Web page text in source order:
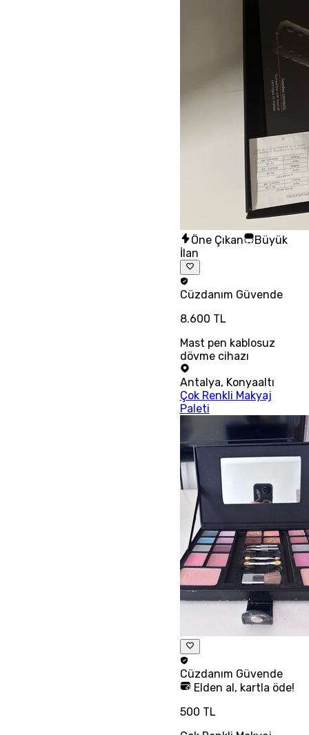
Öne Çıkan
Büyük
İlan
Cüzdanım Güvende
8.600 TL
Mast pen kablosuz
dövme cihazı
Antalya, Konyaaltı
Çok Renkli Makyaj
Paleti
Cüzdanım Güvende
Elden al, kartla öde!
500 TL